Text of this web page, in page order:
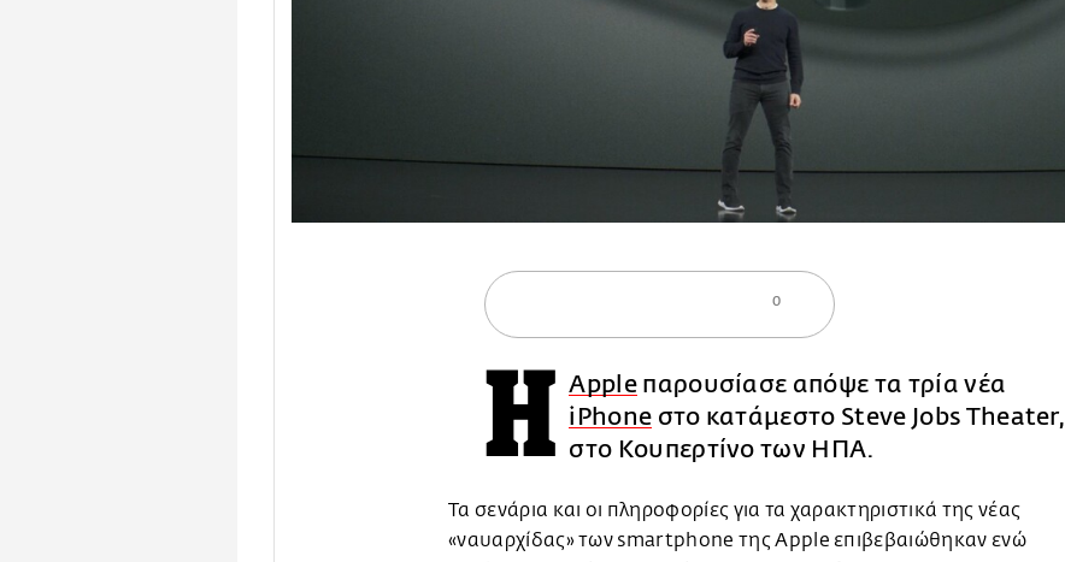
0
Η Appleπαρουσίασε απόψε τα τρία νέα
iPhone στο κατάμεστο Steve Jobs Theater,
στο Κουπερτίνο των ΗΠΑ.
Τα σενάρια και οι πληροφορίες για τα χαρακτηριστικά της νέας
«ναυαρχίδας» των smartphone της Apple επιβεβαιώθηκαν ενώ